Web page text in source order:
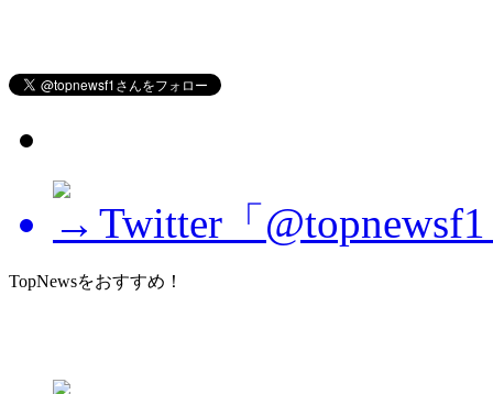
Twitter「
TopNewsをおすすめ！